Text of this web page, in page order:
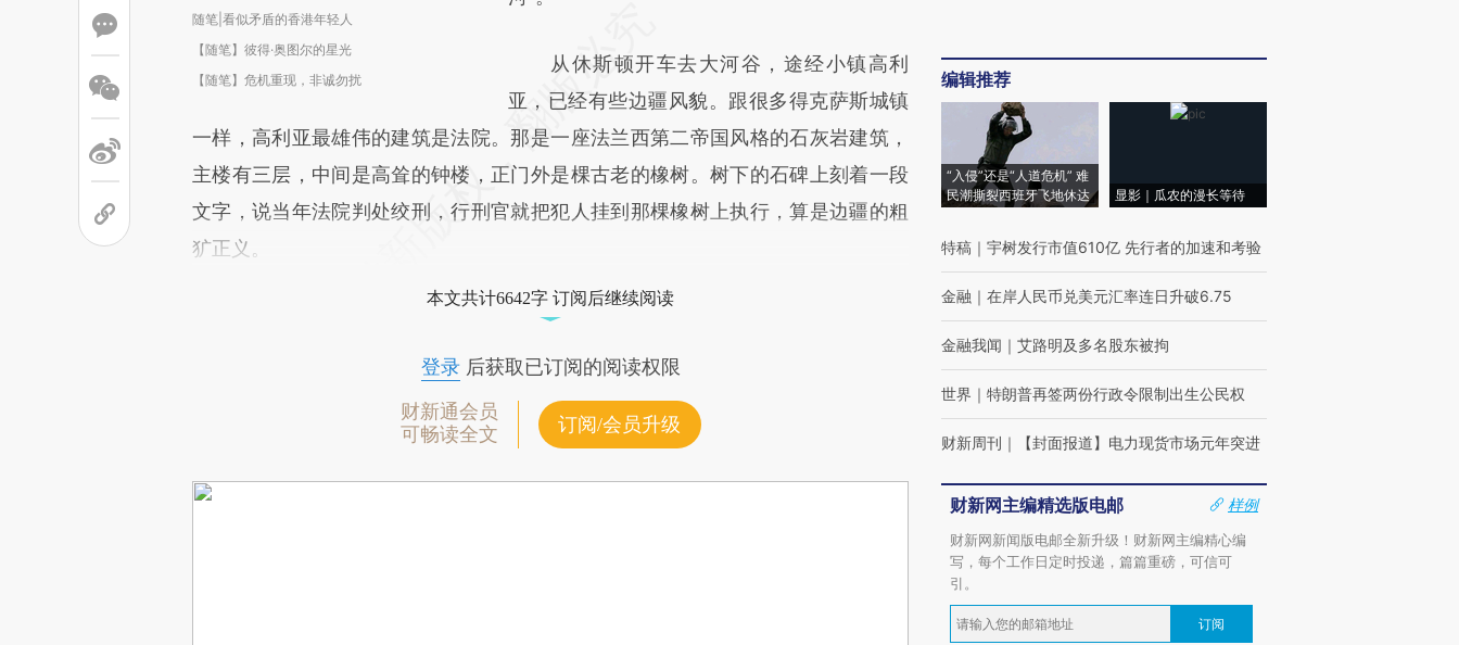
随笔|看似矛盾的香港年轻人
【随笔】彼得·奥图尔的星光
【随笔】危机重现，非诚勿扰
从休斯顿开车去大河谷，途经小镇高利
亚，已经有些边疆风貌。跟很多得克萨斯城镇
一样，高利亚最雄伟的建筑是法院。那是一座法兰西第二帝国风格的石灰岩建筑，
主楼有三层，中间是高耸的钟楼，正门外是棵古老的橡树。树下的石碑上刻着一段
文字，说当年法院判处绞刑，行刑官就把犯人挂到那棵橡树上执行，算是边疆的粗
犷正义。
本文共计6642字 订阅后继续阅读
登录后获取已订阅的阅读权限
财新通会员
可畅读全文
订阅/会员升级
编辑推荐
“入侵”还是“人道危机” 难
民潮撕裂西班牙飞地休达
显影｜瓜农的漫长等待
特稿 ｜ 宇树发行市值610亿 先行者的加速和考验
金融 ｜ 在岸人民币兑美元汇率连日升破6.75
金融我闻 ｜ 艾路明及多名股东被拘
世界 ｜ 特朗普再签两份行政令限制出生公民权
财新周刊 ｜ 【封面报道】电力现货市场元年突进
财新网主编精选版电邮
样例
财新网新闻版电邮全新升级！财新网主编精心编
写，每个工作日定时投递，篇篇重磅，可信可
引。
订阅